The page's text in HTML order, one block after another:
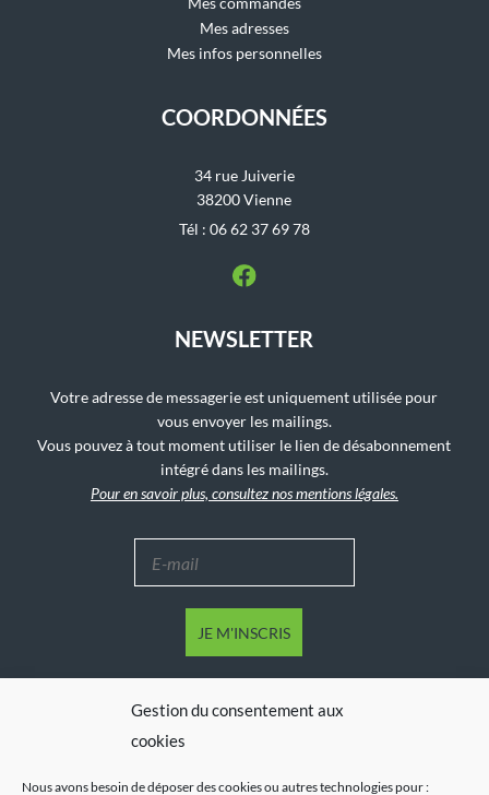
Gestion du consentement aux
cookies
Nous avons besoin de déposer des cookies ou autres technologies pour :
Mes adresses
Mes infos personnelles
COORDONNÉES
34 rue Juiverie
38200 Vienne
Tél : 06 62 37 69 78
NEWSLETTER
Votre adresse de messagerie est uniquement utilisée pour
vous envoyer les mailings.
Vous pouvez à tout moment utiliser le lien de désabonnement
intégré dans les mailings.
Pour en savoir plus, consultez nos mentions légales.